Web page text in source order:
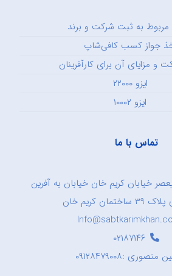
مربوط به ثبت شرکت و برند
جواز کسب کافی‌شاپ
و مزایای آن برای کارآفرینان
ایزو ۲۲۰۰۰
ایزو ۱۰۰۰۲
تماس با ما
خیابان کریم خان خیابان به آفرین
کریم خان
۰۲۱۸۷۱۴۶
منصوری :۰۹۱۲۸۴۷۹۰۰۸